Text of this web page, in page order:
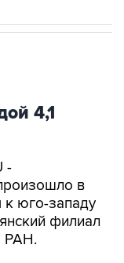
4,1
-
в
к юго-западу
филиал
РАН.